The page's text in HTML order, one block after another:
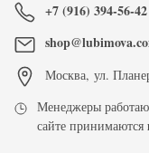
+7 (916) 394-56-42
Москва, ул.
Менеджеры
сайте принимаются